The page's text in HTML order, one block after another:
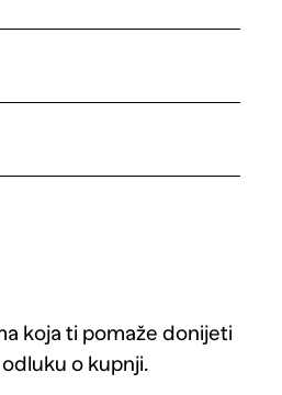
koja ti pomaže donijeti
o kupnji.